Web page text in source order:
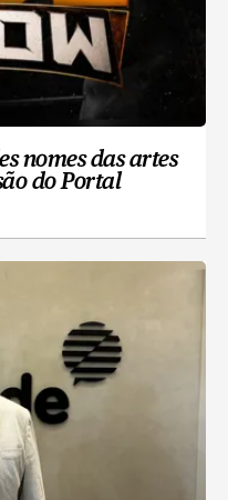
nomes das artes
do Portal